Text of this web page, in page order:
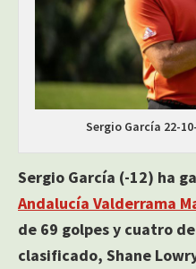
Sergio García 22-
Sergio García (-12) ha
Andalucía Valderrama
de 69 golpes y cuatro
clasificado, Shane